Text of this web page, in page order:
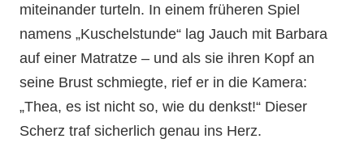
miteinander turteln. In einem früheren Spiel
namens „Kuschelstunde“ lag Jauch mit Barbara
auf einer Matratze – und als sie ihren Kopf an
seine Brust schmiegte, rief er in die Kamera:
„Thea, es ist nicht so, wie du denkst!“ Dieser
Scherz traf sicherlich genau ins Herz.